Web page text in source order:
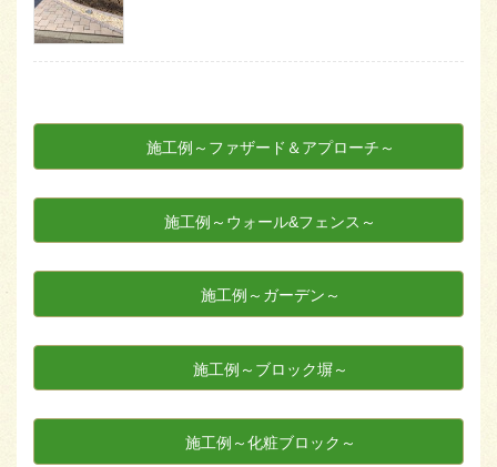
施工例～ファザード＆アプローチ～
施工例～ウォール&フェンス～
施工例～ガーデン～
施工例～ブロック塀～
施工例～化粧ブロック～